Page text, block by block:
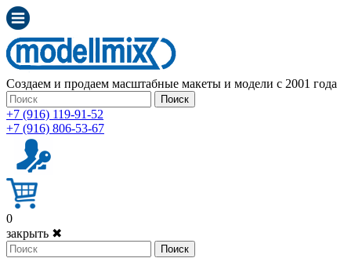
Создаем и продаем масштабные макеты и модели с 2001 года
Поиск
+7 (916) 119-91-52
+7 (916) 806-53-67
0
закрыть ✖
Поиск